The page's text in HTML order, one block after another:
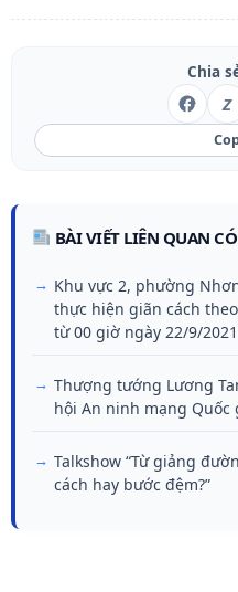
Chia
Z
BÀI VIẾT LIÊN QUAN
Khu vực 2, phường
thực hiện giãn cách
từ 00 giờ ngày 22/9/2021
Thượng tướng Lương
hội An ninh mạng Quốc
Talkshow “Từ giảng
cách hay bước đệm?”